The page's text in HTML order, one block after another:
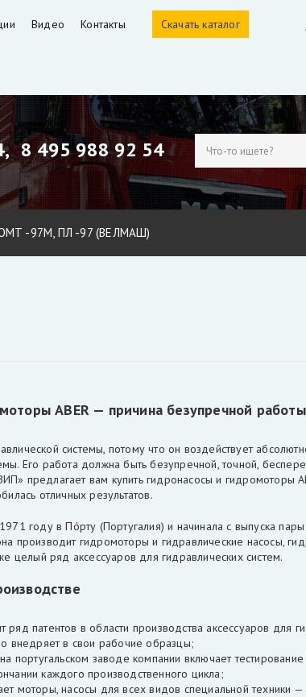
Скачать каталог
Видео Контакты
8 495 988 92 54
-97М, ПЛ -97 (ВЕЛМАШ)
ABER — причина безупречной
системы, потому что он воздействует
Его работа должна быть безупречной, точной,
предлагает вам купить гидронасосы и гидромоторы
отличных результатов.
году в Пóрту (Португалия) и начинала с выпуска
производит гидромоторы и гидравлические насосы,
целый ряд аксессуаров для гидравлических систем.
ряд патентов в области производства аксессуаров для
внедряет в свои рабочие образцы;
португальском заводе компании включает
каждого производственного цикла;
моторы, насосы для всех видов специальной техники —